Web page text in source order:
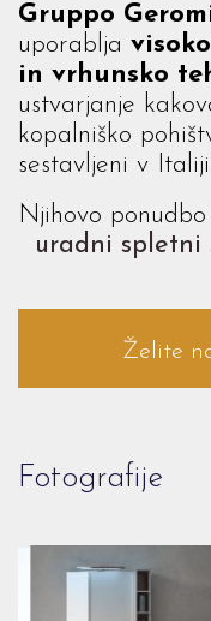
Gruppo
uporablja
in vrhunsko
ustvarjanje
kopalniško
sestavljeni v Italiji.
Njihovo
uradni spletni
Želite
Fotografije